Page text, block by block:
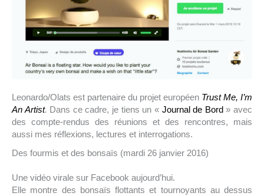
Leonardo/Olats est partenaire du projet européen Trust Me, I’m
An Artist. Dans ce cadre, je tiens un « Journal de Bord» avec
des compte-rendus des réunions et des rencontres, mais
aussi mes réflexions, lectures et interrogations.
Des fourmis et des bonsaïs (mardi 26 janvier 2016)
Une vidéo virale sur Facebook aujourd’hui.
Elle montre des bonsaïs flottants et tournoyants au dessus